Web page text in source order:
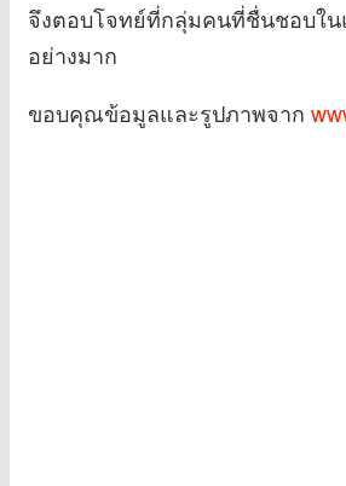
จึงตอบโจทย์ที่กลุ่มคนที่ชื่นชอบใน
อย่างมาก
ขอบคุณข้อมูลและรูปภาพจาก